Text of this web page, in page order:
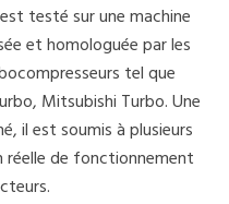
testé sur une machine
et homologuée par les
tel que
Mitsubishi Turbo. Une
il est soumis à plusieurs
de fonctionnement